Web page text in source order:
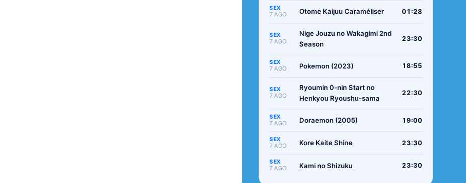
SEX
7 AGO Otome Kaijuu Caraméliser 01:28
SEX
7 AGO
Nige Jouzu no Wakagimi 2nd
Season
23:30
SEX
7 AGO Pokemon (2023) 18:55
SEX
7 AGO
Ryoumin 0-nin Start no
Henkyou Ryoushu-sama
22:30
SEX
7 AGO Doraemon (2005) 19:00
SEX
7 AGO Kore Kaite Shine 23:30
SEX
7 AGO Kami no Shizuku 23:30